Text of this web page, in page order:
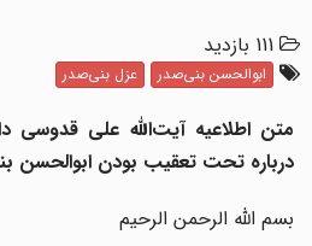
111 بازدید
ابوالحسن بنی‌صدر عزل بنی‌صدر
متن اطلاعیه آیت‌الله علی قدوسی
درباره تحت تعقیب بودن ابوالحسن
بسم الله الرحمن الرحیم